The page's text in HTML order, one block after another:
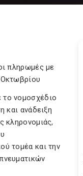
πληρωμές με
νομοσχέδιο
και ανάδειξη
κληρονομιάς,
τομέα και την